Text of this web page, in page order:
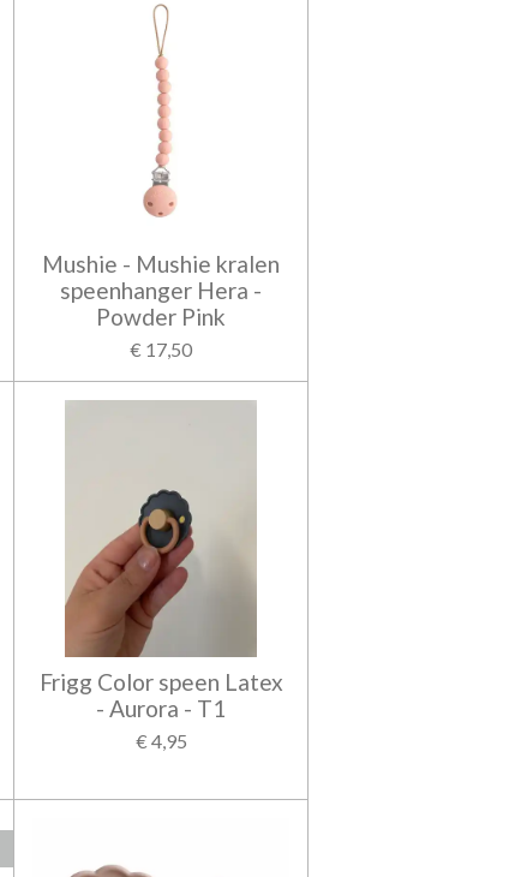
Mushie - Mushie kralen
speenhanger Hera -
Powder Pink
€ 17,50
Frigg Color speen Latex
- Aurora - T1
€ 4,95